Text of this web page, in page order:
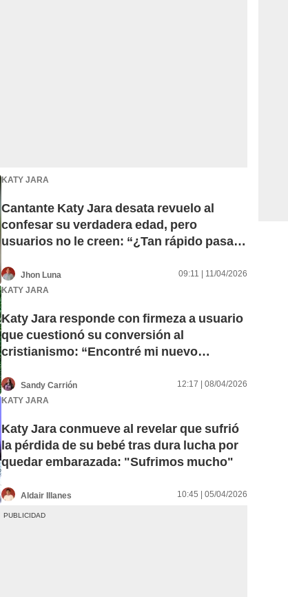
KATY JARA
Cantante Katy Jara desata revuelo al
confesar su verdadera edad, pero
usuarios no le creen: “¿Tan rápido pasan
Jhon Luna
09:11 | 11/04/2026
KATY JARA
Katy Jara responde con firmeza a usuario
que cuestionó su conversión al
cristianismo: “Encontré mi nuevo
Sandy Carrión
12:17 | 08/04/2026
KATY JARA
Katy Jara conmueve al revelar que sufrió
la pérdida de su bebé tras dura lucha por
quedar embarazada: "Sufrimos mucho"
Aldair Illanes 10:45 | 05/04/2026